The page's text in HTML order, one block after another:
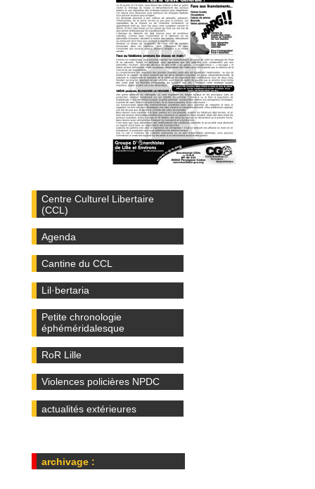
Centre Culturel Libertaire
(CCL)
Agenda
Cantine du CCL
Lil·bertaria
Petite chronologie
éphéméridalesque
RoR Lille
Violences policières NPDC
actualités extérieures
archivage :